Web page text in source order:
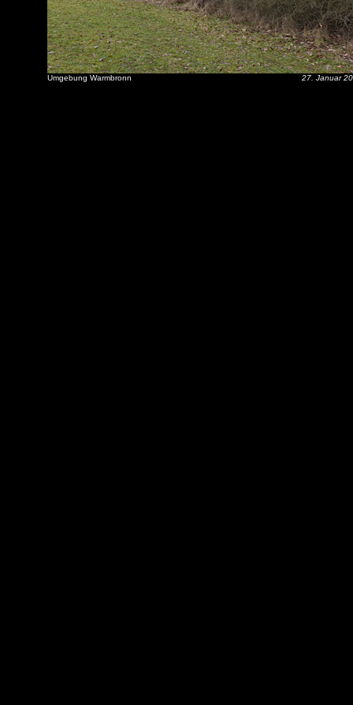
Umgebung Warmbronn 27. Januar